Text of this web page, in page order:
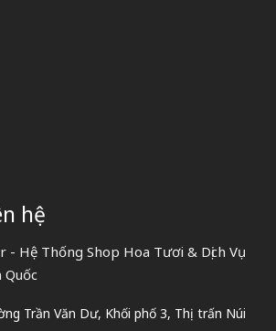
hệ
- Hệ Thống Shop Hoa Tươi & Dịch Vụ
Trần Văn Dư, Khối phố 3, Thị trấn Núi